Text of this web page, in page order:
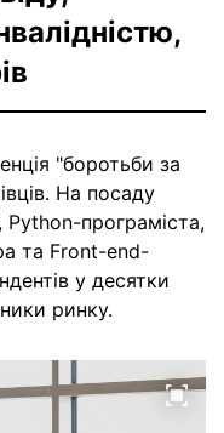
"боротьби за
На посаду
програміста,
та Front-end-
у десятки
ринку.